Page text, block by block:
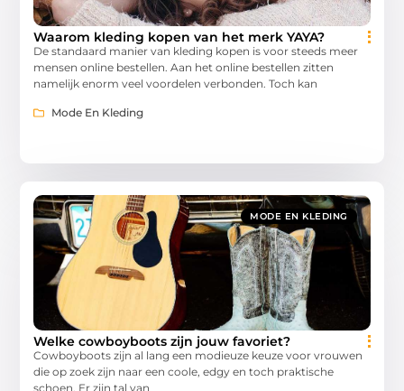
Waarom kleding kopen van het merk YAYA?
De standaard manier van kleding kopen is voor steeds meer
mensen online bestellen. Aan het online bestellen zitten
namelijk enorm veel voordelen verbonden. Toch kan
Mode En Kleding
MODE EN KLEDING
Welke cowboyboots zijn jouw favoriet?
Cowboyboots zijn al lang een modieuze keuze voor vrouwen
die op zoek zijn naar een coole, edgy en toch praktische
schoen. Er zijn tal van